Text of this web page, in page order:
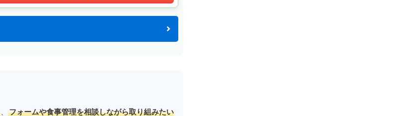
、
フォームや食事管理を相談しながら取り組みたい